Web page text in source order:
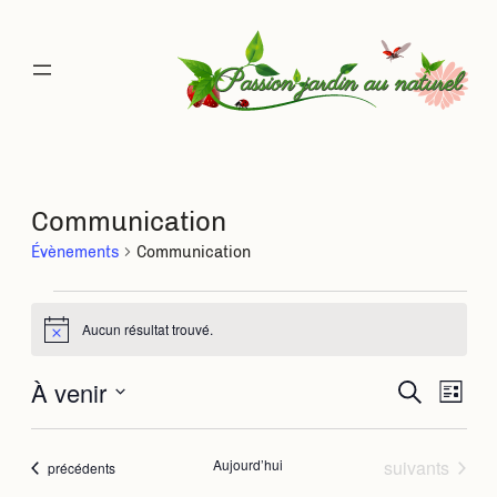
Communication
Évènements Communication
Évènements
Notice Aucun résultat trouvé.
et
Recherche
Liste
À venir
date.
Évènements
précédents Aujourd’hui Évènements
suivants